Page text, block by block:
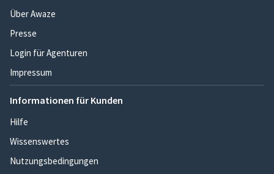
Über Awaze
Presse
Login für Agenturen
Impressum
Informationen für Kunden
Hilfe
Wissenswertes
Nutzungsbedingungen